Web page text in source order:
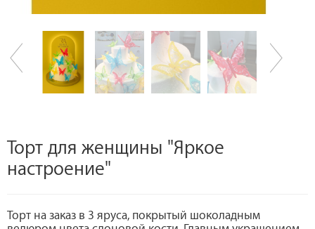
Торт для женщины "Яркое
настроение"
Торт на заказ в 3 яруса, покрытый шоколадным